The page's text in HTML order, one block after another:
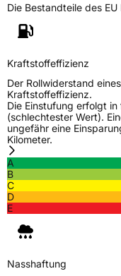
Die Bestandteile des
Kraftstoffeffizienz
Der Rollwiderstand
Kraftstoffeffizienz.
Die Einstufung erfolgt
(schlechtester Wert).
ungefähr eine
Kilometer.
A
B
C
D
E
Nasshaftung